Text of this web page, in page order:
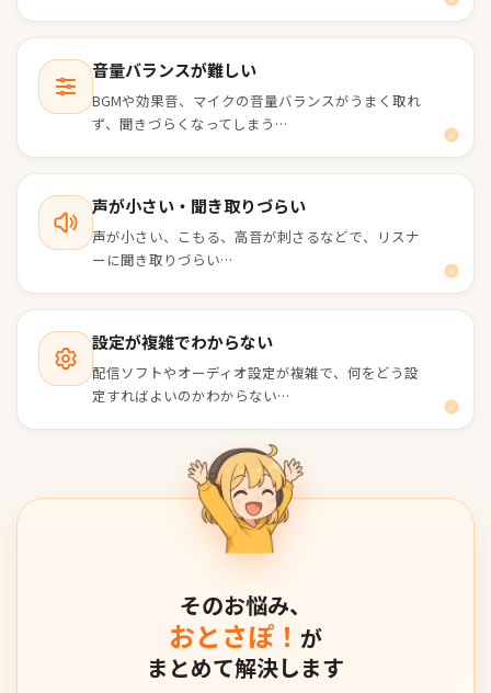
音量バランスが難しい
BGMや効果音、マイクの音量バランスがうまく取れ
ず、聞きづらくなってしまう…
声が小さい・聞き取りづらい
声が小さい、こもる、高音が刺さるなどで、リスナ
ーに聞き取りづらい…
設定が複雑でわからない
配信ソフトやオーディオ設定が複雑で、何をどう設
定すればよいのかわからない…
そのお悩み、
おとさぽ！ が
まとめて解決します